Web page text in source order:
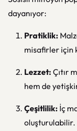
dayanıyor:
Pratiklik:
misafirler için
Lezzet: Çıtır
hem de
Çeşitlilik: İç
oluşturulabilir.